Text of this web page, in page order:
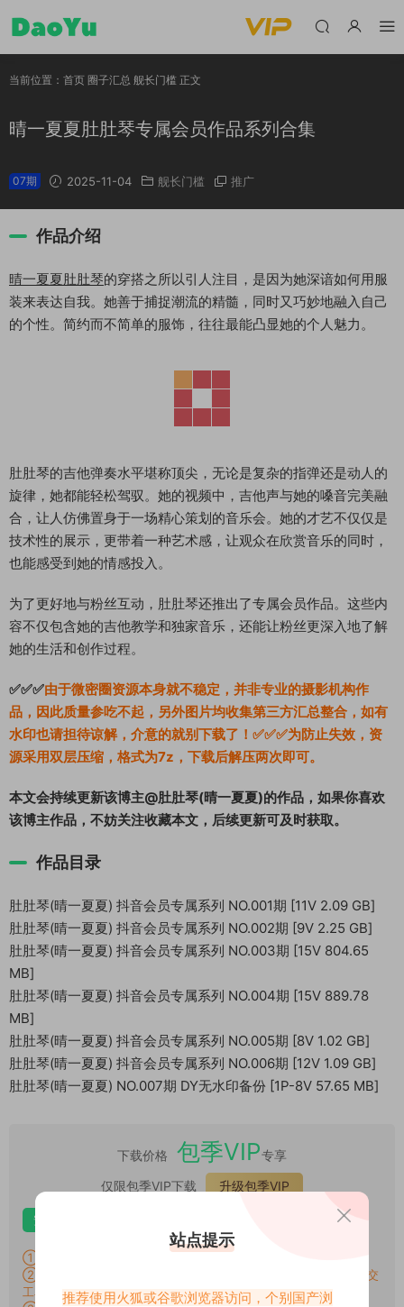
当前位置： 首页 圈子汇总 舰长门槛 正文
晴一夏夏肚肚琴专属会员作品系列合集
07期 2025-11-04 舰长门槛 推广
作品介绍
晴一夏夏肚肚琴的穿搭之所以引人注目，是因为她深谙如何用服
装来表达自我。她善于捕捉潮流的精髓，同时又巧妙地融入自己
的个性。简约而不简单的服饰，往往最能凸显她的个人魅力。
肚肚琴的吉他弹奏水平堪称顶尖，无论是复杂的指弹还是动人的
旋律，她都能轻松驾驭。她的视频中，吉他声与她的嗓音完美融
合，让人仿佛置身于一场精心策划的音乐会。她的才艺不仅仅是
技术性的展示，更带着一种艺术感，让观众在欣赏音乐的同时，
也能感受到她的情感投入。
为了更好地与粉丝互动，肚肚琴还推出了专属会员作品。这些内
容不仅包含她的吉他教学和独家音乐，还能让粉丝更深入地了解
她的生活和创作过程。
✅✅✅由于微密圈资源本身就不稳定，并非专业的摄影机构作
品，因此质量参吃不起，另外图片均收集第三方汇总整合，如有
水印也请担待谅解，介意的就别下载了！✅✅✅为防止失效，资
源采用双层压缩，格式为7z，下载后解压两次即可。
本文会持续更新该博主@肚肚琴(晴一夏夏)的作品，如果你喜欢
该博主作品，不妨关注收藏本文，后续更新可及时获取。
作品目录
肚肚琴(晴一夏夏) 抖音会员专属系列 NO.001期 [11V 2.09 GB]
肚肚琴(晴一夏夏) 抖音会员专属系列 NO.002期 [9V 2.25 GB]
肚肚琴(晴一夏夏) 抖音会员专属系列 NO.003期 [15V 804.65
MB]
肚肚琴(晴一夏夏) 抖音会员专属系列 NO.004期 [15V 889.78
MB]
肚肚琴(晴一夏夏) 抖音会员专属系列 NO.005期 [8V 1.02 GB]
肚肚琴(晴一夏夏) 抖音会员专属系列 NO.006期 [12V 1.09 GB]
肚肚琴(晴一夏夏) NO.007期 DY无水印备份 [1P-8V 57.65 MB]
下载价格 包季VIP专享
仅限包季VIP下载
升级包季VIP
安卓解压
①：所有素材切勿外传，仅供欣赏，喜欢请支持原作者！
②：所有素材密码均已测试，遇见问题站内有教程学习，不会再提交
工单。
站点提示
推荐使用火狐或谷歌浏览器访问，个别国产浏